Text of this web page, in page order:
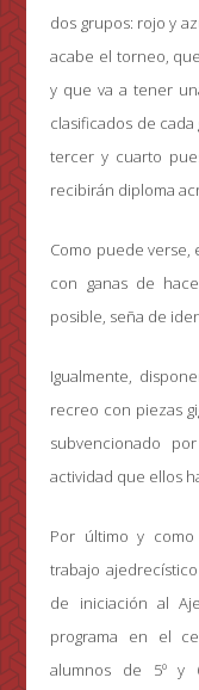
dos grupos: rojo y
acabe el torneo,
y que va a tener
clasificados de
tercer y cuarto
recibirán diploma
Como puede verse,
con ganas de
posible, seña de
Igualmente,
recreo con piezas
subvencionado
actividad que ellos
Por último y
trabajo
de iniciación al
programa en el
alumnos de 5º y